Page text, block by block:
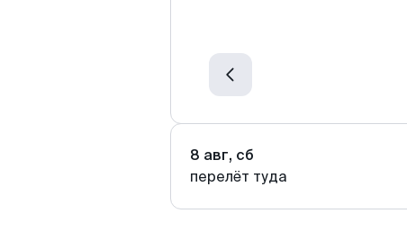
8 авг, сб
перелёт туда